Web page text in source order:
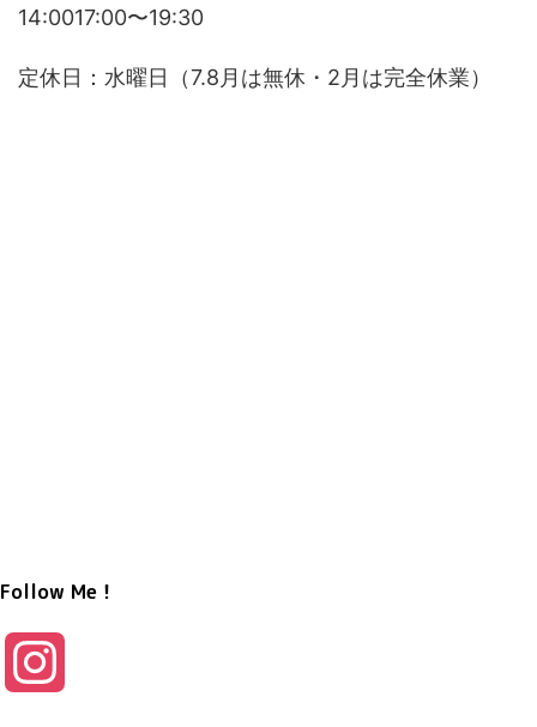
14:0017:00〜19:30
定休日：水曜日（7.8月は無休・2月は完全休業）
Follow Me！